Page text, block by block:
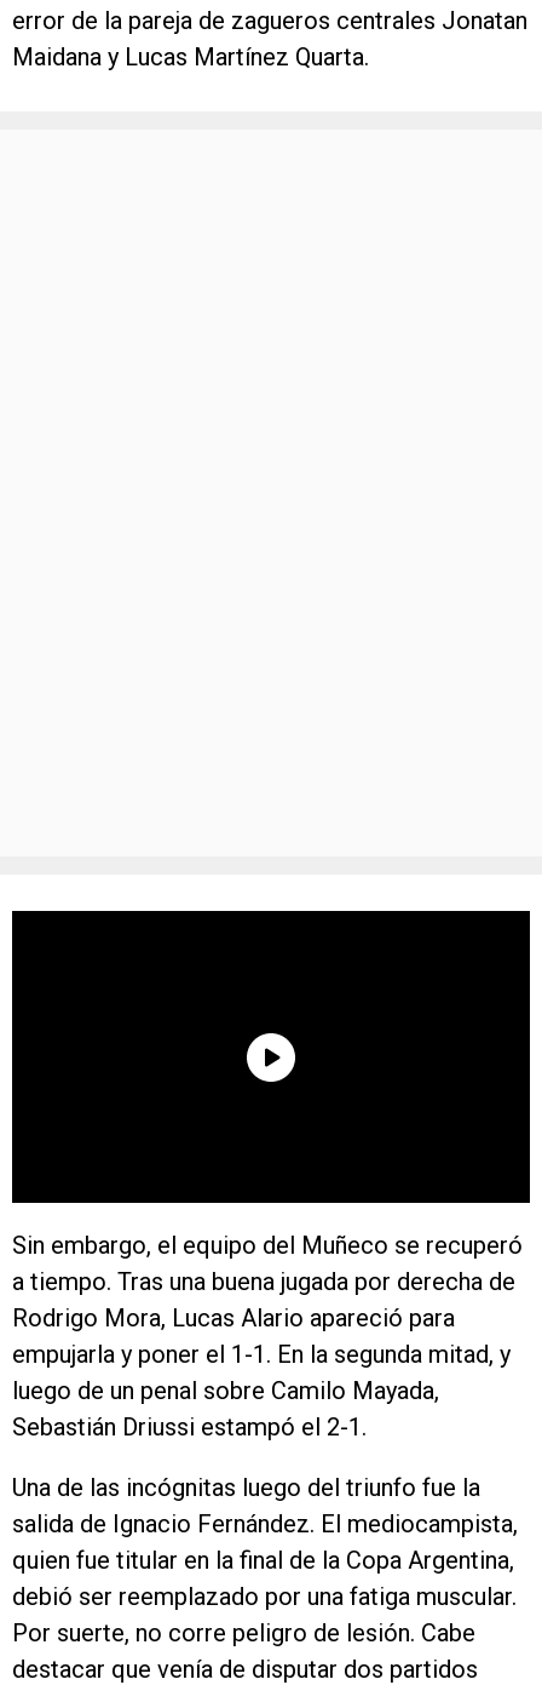
error de la pareja de zagueros centrales Jonatan
Maidana y Lucas Martínez Quarta.
Sin embargo, el equipo del Muñeco se recuperó
a tiempo. Tras una buena jugada por derecha de
Rodrigo Mora, Lucas Alario apareció para
empujarla y poner el 1-1. En la segunda mitad, y
luego de un penal sobre Camilo Mayada,
Sebastián Driussi estampó el 2-1.
Una de las incógnitas luego del triunfo fue la
salida de Ignacio Fernández. El mediocampista,
quien fue titular en la final de la Copa Argentina,
debió ser reemplazado por una fatiga muscular.
Por suerte, no corre peligro de lesión. Cabe
destacar que venía de disputar dos partidos